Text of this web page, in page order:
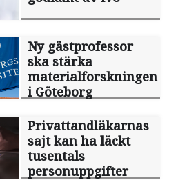
Ny gästprofessor
ska stärka
materialforskningen
i Göteborg
Privattandläkarnas
sajt kan ha läckt
tusentals
personuppgifter